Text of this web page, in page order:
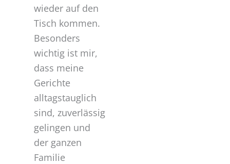
wieder auf den
Tisch kommen.
Besonders
wichtig ist mir,
dass meine
Gerichte
alltagstauglich
sind, zuverlässig
gelingen und
der ganzen
Familie